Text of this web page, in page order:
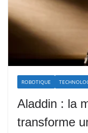
ROBOTIQUE
Aladdin : la
transforme